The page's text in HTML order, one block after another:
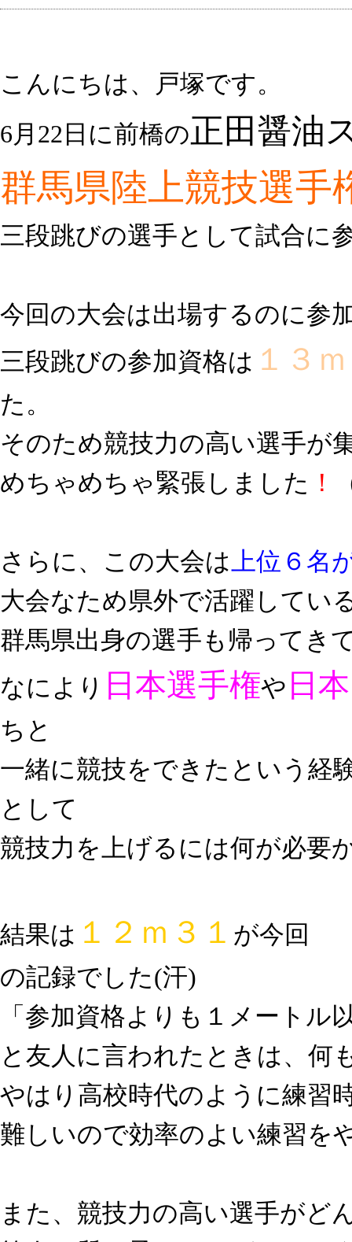
こんにちは、戸塚です。
6月22日 に前橋の正田醤油
群馬県陸上競技選手
三段跳びの選手として試合に
今回の大会は出場するのに参
三段跳びの参加資格は １３
た。
そのため競技力の高い選手が
めちゃめちゃ緊張しました ！
さらに、この大会は上位６名
大会なため県外で活躍してい
群馬県出身の選手も帰ってき
なにより 日本選手権や 日
ちと
一緒に競技をできたという経
として
競技力を上げるには何が必要
結果は １２ｍ３１ が今回
の記録でした(汗)
「参加資格よりも１メートル
と友人に言われたときは、何
やはり高校時代のように練習
難しいので効率のよい練習を
また、競技力の高い選手がど